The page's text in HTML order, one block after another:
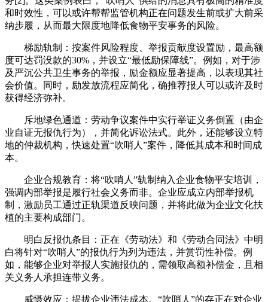
和时效性，可以或许帮帮监管机构正在问题发生前或扩大前采
纳步履，从而最大限度地降低食物平安事务的风险。
梯励轨制：按案件风险程度、举报贡献度设置励，最高额
度可达罚没款的30%，并设立“最低励保障线”。例如，对于涉
及严沉公共卫生事务的举报，励金额应显著提高，以表现其社
会价值。同时，励发放流程应简化，确推荐报人可以或许及时
获得经济弥补。
斥地绿色通道：劳动争议案件中实行举证义务倒置（由企
业自证无报仇行为），并简化诉讼法式。此外，还能够设立特
地的仲裁机构，快速处置“吹哨人”案件，降低其成本和时间成
本。
企业合规教育：将“吹哨人”轨制纳入企业食物平安培训，
强调内部举报是履行社会义务而非。企业应成立内部举报机
制，激励员工通过正轨渠道反映问题，并将此做为企业文化扶
植的主要构成部门。
明白反报仇条目：正在《劳动法》和《劳动合同法》中明
白将针对“吹哨人”的报仇行为列为违法，并赏罚性补偿。例
如，能够企业对举报人实施报仇的，需领取高额补偿金，且相
关义务人承担连带义务。
威慑效应：提拔企业违法成本。“吹哨人”的存正在对企业